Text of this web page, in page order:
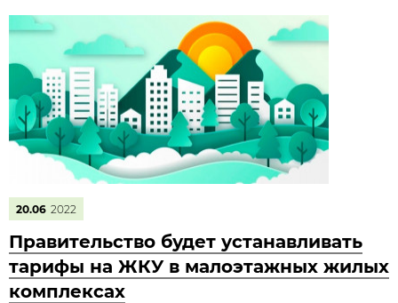
20.06 2022
Правительство будет устанавливать
тарифы на ЖКУ в малоэтажных жилых
комплексах